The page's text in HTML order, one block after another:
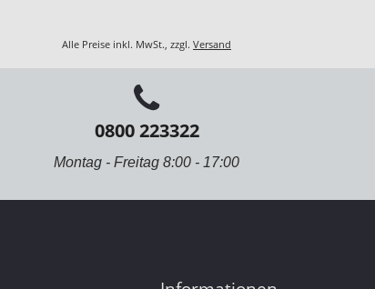
Alle Preise inkl. MwSt., zzgl. Versand
0800 223322
Montag - Freitag 8:00 - 17:00